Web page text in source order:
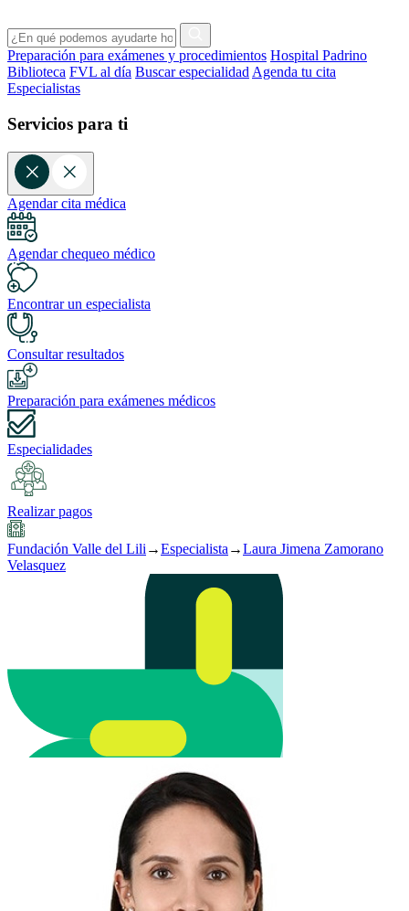
Preparación para exámenes y procedimientos Hospital Padrino
Biblioteca FVL al día Buscar especialidad Agenda tu cita
Especialistas
Servicios para ti
Agendar cita médica
Agendar chequeo médico
Encontrar un especialista
Consultar resultados
Preparación para exámenes médicos
Especialidades
Realizar pagos
Fundación Valle del Lili →Especialista →Laura Jimena Zamorano
Velasquez